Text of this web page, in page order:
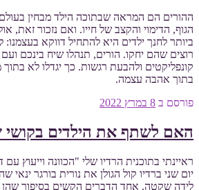
ההורים הם המראה שבתוכה הילד מבחין
הגוף, הדימוי והקצב של חייו. ואם נזכור זאת,
ביותר לחנך ילדים היא להתחיל דווקא בעצמנו:
רוצים שהם יחקו. הורים, תנהלו שיח בינכם ועם
קונפליקטים ולהבעת רגשות. כך יגדלו לא
בתוך אהבה עצמה.
פורסם ב 8 במרץ 2022
האם לשתף את הילדים
ראיינתי בתוכנית הרדיו שלי "הכוונה וייעוץ
יום שני ברדיו קול הגולן את נורית בורגר ינאי
לידה שקטה. אחד הדברים הקשים בסיפור שהן